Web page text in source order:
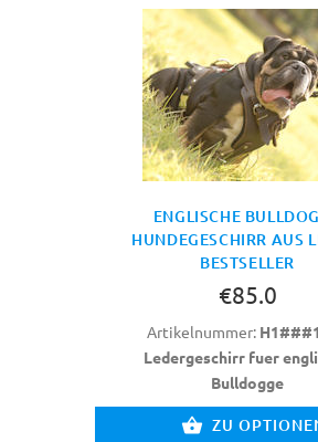
ENGLISCHE
HUNDEGESCHIRR AUS
BESTSELLER
€85.0
Artikelnummer:
Ledergeschirr fuer
Bulldogge
ZU